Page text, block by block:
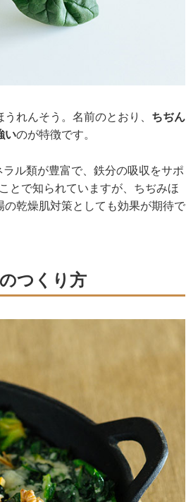
れんそう。名前のとおり、 ちぢん
いのが特徴です。
ル類が豊富で、鉄分の吸収をサポ
とで知られていますが、ちぢみほ
乾燥肌対策としても効果が期待で
つくり方